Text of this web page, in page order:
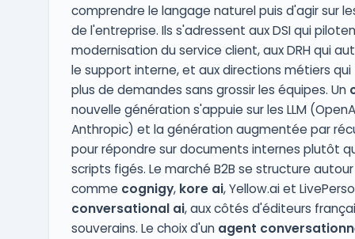
comprendre le langage naturel puis d'agir sur
de l'entreprise. Ils s'adressent aux DSI qui
modernisation du service client, aux DRH qui
le support interne, et aux directions métiers
plus de demandes sans grossir les équipes. Un
nouvelle génération s'appuie sur les LLM
Anthropic) et la génération augmentée par
pour répondre sur documents internes plutôt
scripts figés. Le marché B2B se structure
comme cognigy, kore ai, Yellow.ai et
conversational ai, aux côtés d'éditeurs
souverains. Le choix d'un agent